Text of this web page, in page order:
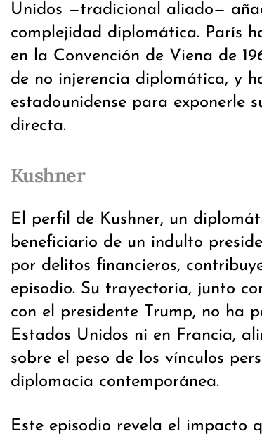
Unidos —tradicional aliado—
complejidad diplomática. París
en la Convención de Viena de
de no injerencia diplomática, y
estadounidense para exponerle
directa.
Kushner
El perfil de Kushner, un
beneficiario de un indulto
por delitos financieros,
episodio. Su trayectoria, junto
con el presidente Trump, no ha
Estados Unidos ni en Francia,
sobre el peso de los vínculos
diplomacia contemporánea.
Este episodio revela el impacto